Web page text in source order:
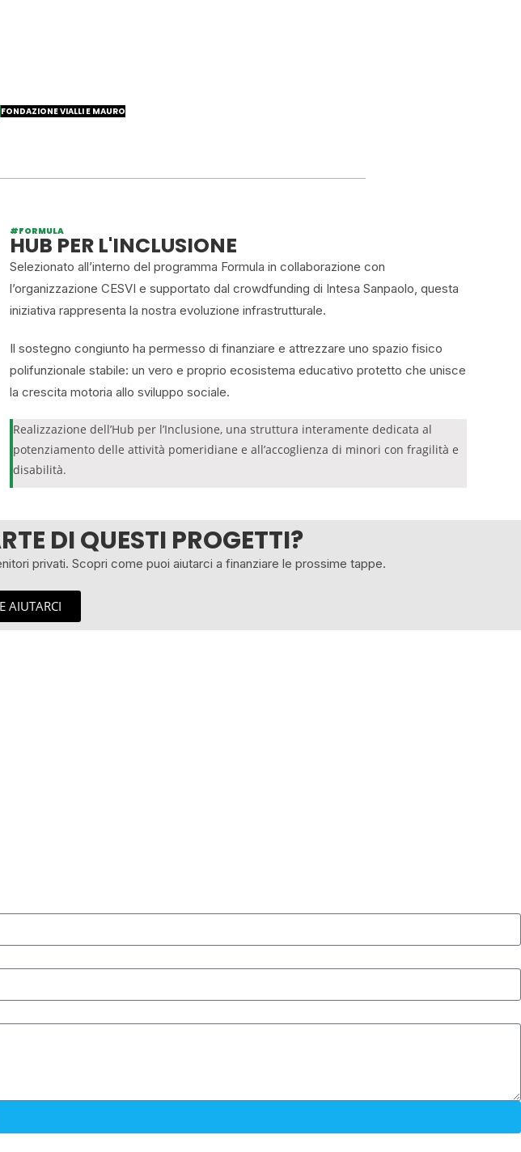
FONDAZIONE VIALLI E MAURO
#FORMULA
HUB PER L'INCLUSIONE
Selezionato all’interno del programma Formula in collaborazione con
l’organizzazione CESVI e supportato dal crowdfunding di Intesa Sanpaolo, questa
iniziativa rappresenta la nostra evoluzione infrastrutturale.
Il sostegno congiunto ha permesso di finanziare e attrezzare uno spazio fisico
polifunzionale stabile: un vero e proprio ecosistema educativo protetto che unisce
la crescita motoria allo sviluppo sociale.
Realizzazione dell’Hub per l’Inclusione, una struttura interamente dedicata al
potenziamento delle attività pomeridiane e all’accoglienza di minori con fragilità e
disabilità.
DI QUESTI PROGETTI?
privati. Scopri come puoi aiutarci a finanziare le prossime tappe.
AIUTARCI